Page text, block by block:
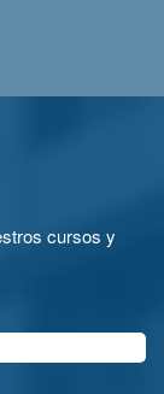
cursos y